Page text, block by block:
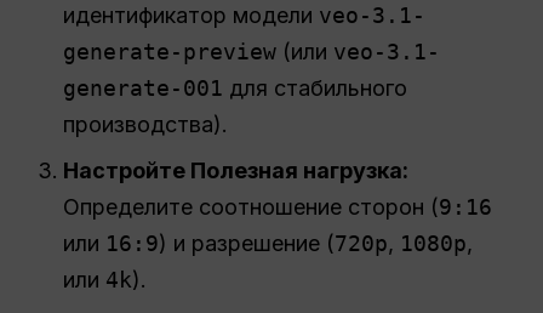
идентификатор модели veo-3.1-
generate-preview (или veo-3.1-
generate-001 для стабильного
производства).
Настройте Полезная нагрузка:
Определите соотношение сторон (9:16
или 16:9) и разрешение (720p, 1080p,
или 4k).